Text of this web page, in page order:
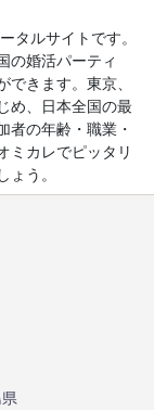
タルサイトです。
の婚活パーティ
きます。東京、
め、日本全国の最
者の年齢・職業・
ミカレでピッタリ
う。